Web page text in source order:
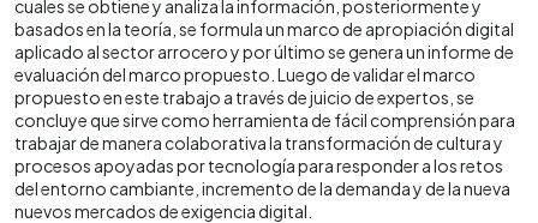
cuales se obtiene y analiza la información, posteriormente y
basados en la teoría, se formula un marco de apropiación digital
aplicado al sector arrocero y por último se genera un informe de
evaluación del marco propuesto. Luego de validar el marco
propuesto en este trabajo a través de juicio de expertos, se
concluye que sirve como herramienta de fácil comprensión para
trabajar de manera colaborativa la transformación de cultura y
procesos apoyadas por tecnología para responder a los retos
del entorno cambiante, incremento de la demanda y de la nueva
nuevos mercados de exigencia digital.